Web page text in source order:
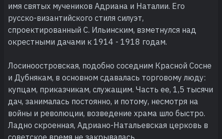
имя святых мучеников Адриана и Наталии. Его
русско-византийского стиля силуэт,
спроектированный С. Ильинским, взметнулся над
окрестными дачами к 1914 - 1918 годам.
Лосиноостровская, подобно соседним Красной Сосне
и Дубнякам, в основном сдавалась торговому люду:
купцам, приказчикам, служащим. Часть ее, 1,5 тысячи
дач, занималась постоянно, и потому, несмотря на
войны и революции, возведение храма шло быстро.
Ладно скроенная, Адриано-Натальевская церковь в
советское время не закрывалась.